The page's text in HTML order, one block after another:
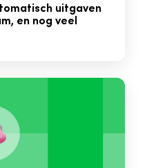
uitgaven
en nog veel